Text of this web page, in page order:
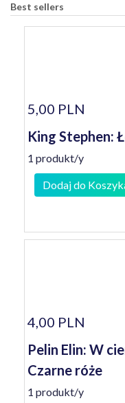
Best sellers
5,00 PLN
King Stephen:
1 produkt/y
Dodaj do
4,00 PLN
Pelin Elin: W
Czarne róże
1 produkt/y